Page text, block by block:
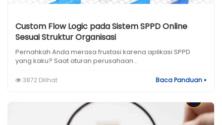
Custom Flow Logic pada Sistem SPPD Online
Sesuai Struktur Organisasi
Pernahkah Anda merasa frustasi karena aplikasi SPPD
yang kaku? Saat aturan perusahaan...
3872 Dilihat Baca Panduan »